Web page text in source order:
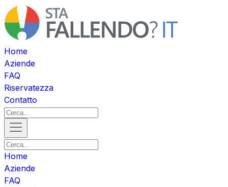
Home
Aziende
FAQ
Riservatezza
Contatto
Home
Aziende
FAQ